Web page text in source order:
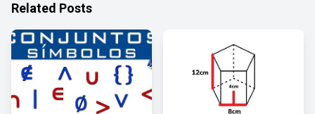
Related Posts